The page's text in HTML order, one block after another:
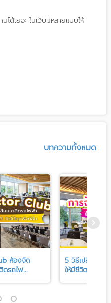
ด้เยอะ ในเว็บมีหลายแบบให้
บทความทั้งหมด
ห้องจัด
ดรถไฟ...
5 วิธีเปลี่ยนงา
ให้มีชีวิตชีวา